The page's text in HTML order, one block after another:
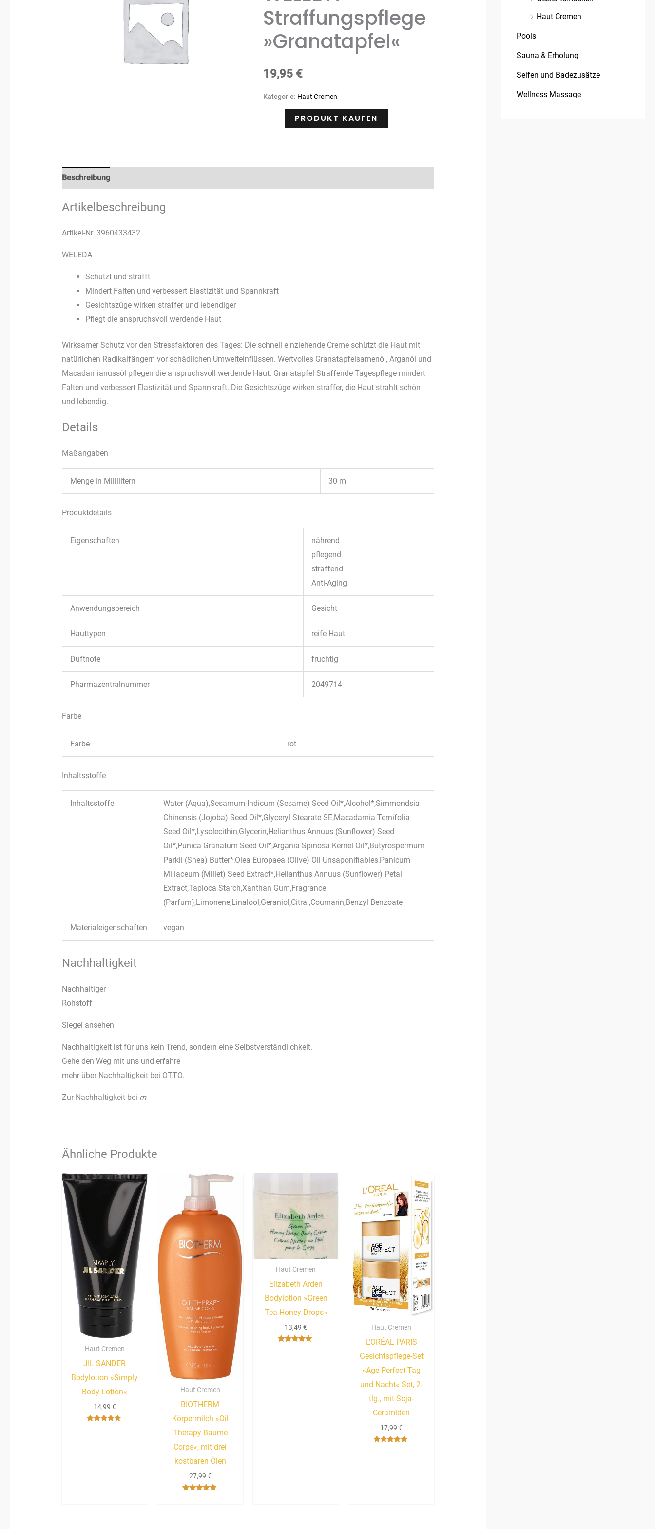
Straffungspflege
»Granatapfel«
19,95 €
Kategorie: Haut Cremen
PRODUKT KAUFEN
Beschreibung
Artikelbeschreibung
Artikel-Nr. 3960433432
WELEDA
Schützt und strafft
Mindert Falten und verbessert Elastizität und Spannkraft
Gesichtszüge wirken straffer und lebendiger
Pflegt die anspruchsvoll werdende Haut
Wirksamer Schutz vor den Stressfaktoren des Tages: Die schnell einziehende Creme schützt die Haut mit
natürlichen Radikalfängern vor schädlichen Umwelteinflüssen. Wertvolles Granatapfelsamenöl, Arganöl und
Macadamianussöl pflegen die anspruchsvoll werdende Haut. Granatapfel Straffende Tagespflege mindert
Falten und verbessert Elastizität und Spannkraft. Die Gesichtszüge wirken straffer, die Haut strahlt schön
und lebendig.
Details
Maßangaben
Menge in Millilitern 30 ml
Produktdetails
Eigenschaften
nährend
pflegend
straffend
Anti-Aging
Anwendungsbereich Gesicht
Hauttypen reife Haut
Duftnote fruchtig
Pharmazentralnummer 2049714
Farbe
Farbe rot
Inhaltsstoffe
Inhaltsstoffe
Water (Aqua),Sesamum Indicum (Sesame) Seed Oil*,Alcohol*,Simmondsia
Chinensis (Jojoba) Seed Oil*,Glyceryl Stearate SE,Macadamia Ternifolia
Seed Oil*,Lysolecithin,Glycerin,Helianthus Annuus (Sunflower) Seed
Oil*,Punica Granatum Seed Oil*,Argania Spinosa Kernel Oil*,Butyrospermum
Parkii (Shea) Butter*,Olea Europaea (Olive) Oil Unsaponifiables,Panicum
Miliaceum (Millet) Seed Extract*,Helianthus Annuus (Sunflower) Petal
Extract,Tapioca Starch,Xanthan Gum,Fragrance
(Parfum),Limonene,Linalool,Geraniol,Citral,Coumarin,Benzyl Benzoate
Materialeigenschaften vegan
Nachhaltigkeit
Nachhaltiger
Rohstoff
Siegel ansehen
Nachhaltigkeit ist für uns kein Trend, sondern eine Selbstverständlichkeit.
Gehe den Weg mit uns und erfahre
mehr über Nachhaltigkeit bei OTTO.
Zur Nachhaltigkeit bei m
Ähnliche Produkte
Haut Cremen
JIL SANDER
Bodylotion »Simply
Body Lotion«
14,99 €
Haut Cremen
BIOTHERM
Körpermilch »Oil
Therapy Baume
Corps«, mit drei
kostbaren Ölen
27,99 €
Haut Cremen
Elizabeth Arden
Bodylotion »Green
Tea Honey Drops«
13,49€ Haut Cremen
L’ORÉAL PARIS
Gesichtspflege-Set
»Age Perfect Tag
und Nacht« Set, 2-
tlg., mit Soja-
Ceramiden
17,99€
Haut Cremen
Pools
Sauna & Erholung
Seifen und Badezusätze
Wellness Massage